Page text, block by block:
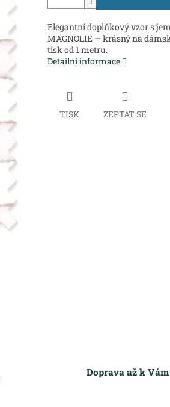
Elegantní doplňkový vzor s
MAGNOLIE — krásný na
tisk od 1 metru.
Detailní informace
TISK ZEPTAT SE
Doprava až k